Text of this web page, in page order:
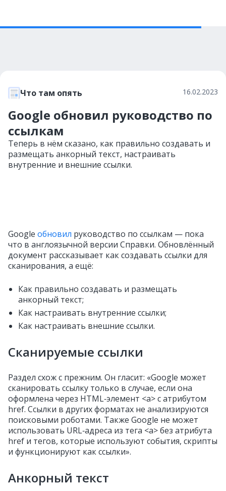
Что там опять 16.02.2023
Google обновил руководство по
ссылкам
Теперь в нём сказано, как правильно создавать и
размещать анкорный текст, настраивать
внутренние и внешние ссылки.
Google обновил руководство по ссылкам — пока
что в англоязычной версии Справки. Обновлённый
документ рассказывает как создавать ссылки для
сканирования, а ещё:
Как правильно создавать и размещать
анкорный текст;
Как настраивать внутренние ссылки;
Как настраивать внешние ссылки.
Сканируемые ссылки
Раздел схож с прежним. Он гласит: «Google может
сканировать ссылку только в случае, если она
оформлена через HTML‑элемент <a> с атрибутом
href. Ссылки в других форматах не анализируются
поисковыми роботами. Также Google не может
использовать URL‑адреса из тега <a> без атрибута
href и тегов, которые используют события, скрипты
и функционируют как ссылки».
Анкорный текст